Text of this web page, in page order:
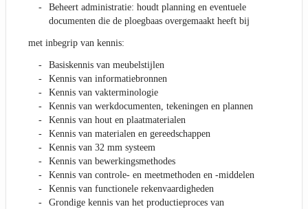
Beheert administratie: houdt planning en eventuele
documenten die de ploegbaas overgemaakt heeft bij
met inbegrip van kennis:
Basiskennis van meubelstijlen
Kennis van informatiebronnen
Kennis van vakterminologie
Kennis van werkdocumenten, tekeningen en plannen
Kennis van hout en plaatmaterialen
Kennis van materialen en gereedschappen
Kennis van 32 mm systeem
Kennis van bewerkingsmethodes
Kennis van controle- en meetmethoden en -middelen
Kennis van functionele rekenvaardigheden
Grondige kennis van het productieproces van